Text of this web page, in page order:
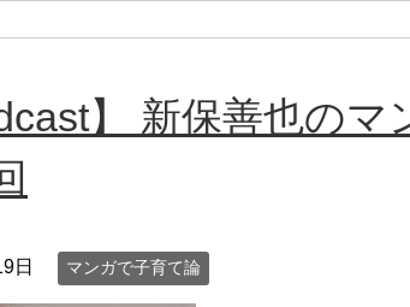
】 新保善也の
日 マンガで子育て論